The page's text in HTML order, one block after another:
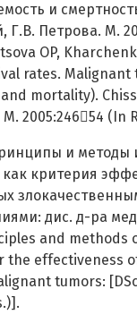
и
Г.В. Петрова. М.
OP,
rates. Malignant
mortality).
M. 2005:24654 (In
и методы
критерия
дис. д-ра мед.
and methods
the effectiveness
tumors: